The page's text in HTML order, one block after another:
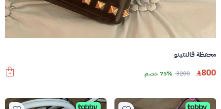
محفظة فالنتينو
800
3200 75% خصم